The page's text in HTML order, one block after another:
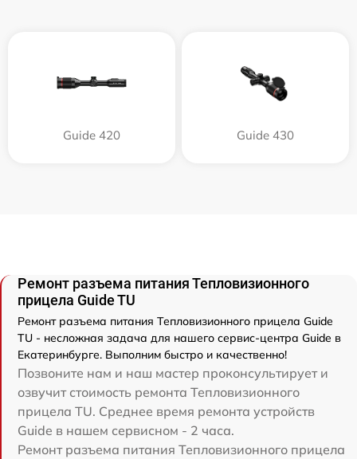
Guide 420 Guide 430
Ремонт разъема питания Тепловизионного
прицела Guide TU
Ремонт разъема питания Тепловизионного прицела Guide
TU - несложная задача для нашего сервис-центра Guide в
Екатеринбурге. Выполним быстро и качественно!
Позвоните нам и наш мастер проконсультирует и
озвучит стоимость ремонта Тепловизионного
прицела TU. Среднее время ремонта устройств
Guide в нашем сервисном - 2 часа.
Ремонт разъема питания Тепловизионного прицела